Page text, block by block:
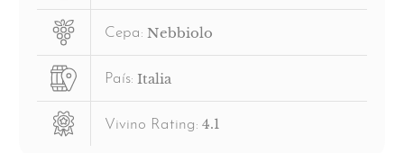
Cepa: Nebbiolo
País: Italia
Vivino Rating: 4.1